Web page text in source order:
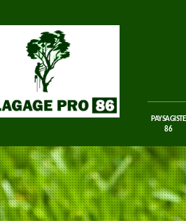
PAYSAGISTE
86